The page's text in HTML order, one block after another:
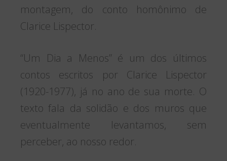
montagem, do conto homônimo de
Clarice Lispector.
“Um Dia a Menos” é um dos últimos
contos escritos por Clarice Lispector
(1920-1977), já no ano de sua morte. O
texto fala da solidão e dos muros que
eventualmente levantamos, sem
perceber, ao nosso redor.